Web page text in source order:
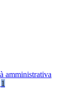
amministrativa
1